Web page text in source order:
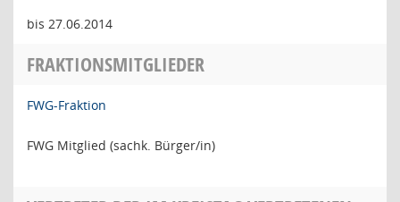
bis 27.06.2014
FRAKTIONSMITGLIEDER
FWG-Fraktion
FWG Mitglied (sachk. Bürger/in)